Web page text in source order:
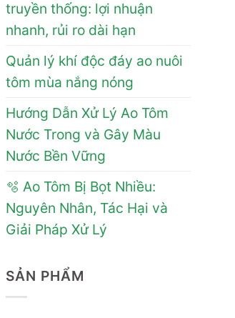
truyền thống: lợi nhuận
nhanh, rủi ro dài hạn
Quản lý khí độc đáy ao nuôi
tôm mùa nắng nóng
Hướng Dẫn Xử Lý Ao Tôm
Nước Trong và Gây Màu
Nước Bền Vững
🫧 Ao Tôm Bị Bọt Nhiều:
Nguyên Nhân, Tác Hại và
Giải Pháp Xử Lý
SẢN PHẨM